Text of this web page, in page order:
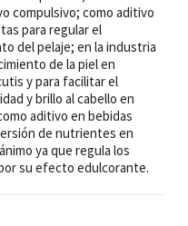
compulsivo; como aditivo
para regular el
del pelaje; en la industria
de la piel en
y para facilitar el
y brillo al cabello en
aditivo en bebidas
de nutrientes en
ya que regula los
su efecto edulcorante.